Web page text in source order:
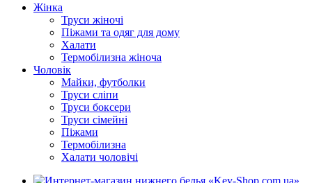
Жінка
Труси жіночі
Піжами та одяг для дому
Халати
Термобілизна жіноча
Чоловік
Майки, футболки
Труси сліпи
Труси боксери
Труси сімейні
Піжами
Термобілизна
Халати чоловічі